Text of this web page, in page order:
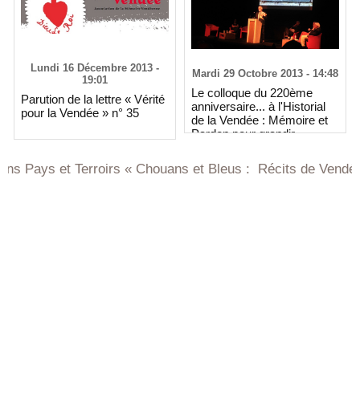
Lundi 16 Décembre 2013 -
19:01
Parution de la lettre « Vérité
pour la Vendée » n° 35
Mardi 29 Octobre 2013 - 14:48
Le colloque du 220ème
anniversaire... à l'Historial
de la Vendée : Mémoire et
Pardon pour grandir
« Chouans et Bleus : Récits de Vendée et de